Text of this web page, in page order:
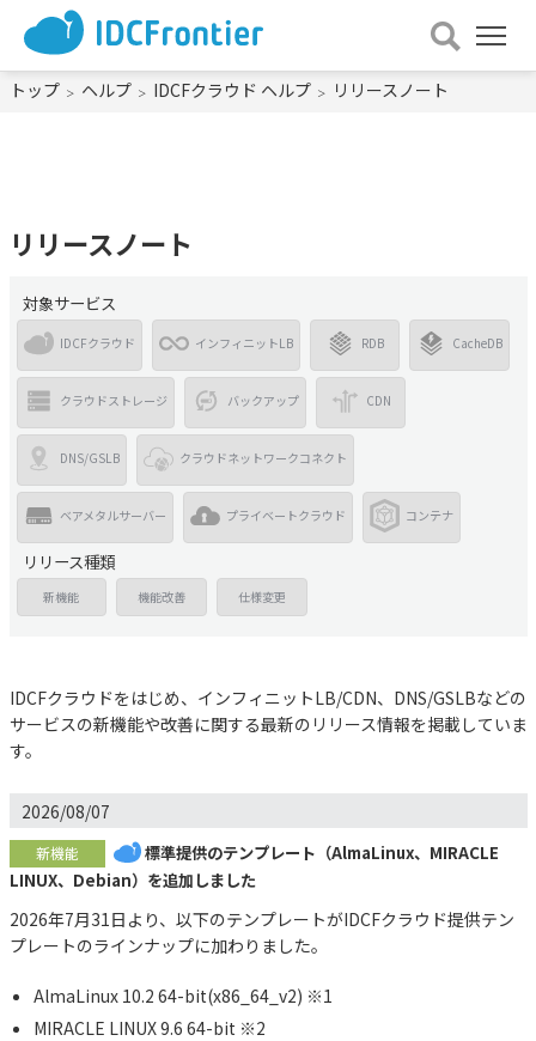
メ
ニュー
トップ ヘルプ IDCFクラウド ヘルプ リリースノート
リリースノート
対象サービス
IDCFクラウド インフィニットLB RDB CacheDB
クラウドストレージ バックアップ CDN
DNS/GSLB クラウドネットワークコネクト
ベアメタルサーバー プライベートクラウド コンテナ
リリース種類
新機能 機能改善 仕様変更
IDCFクラウドをはじめ、インフィニットLB/CDN、DNS/GSLBなどの
サービスの新機能や改善に関する最新のリリース情報を掲載していま
す。
2026/08/07
新機能
標準提供のテンプレート（AlmaLinux、MIRACLE
LINUX、Debian）を追加しました
2026年7月31日より、以下のテンプレートがIDCFクラウド提供テン
プレートのラインナップに加わりました。
AlmaLinux 10.2 64-bit(x86_64_v2) ※1
MIRACLE LINUX 9.6 64-bit ※2